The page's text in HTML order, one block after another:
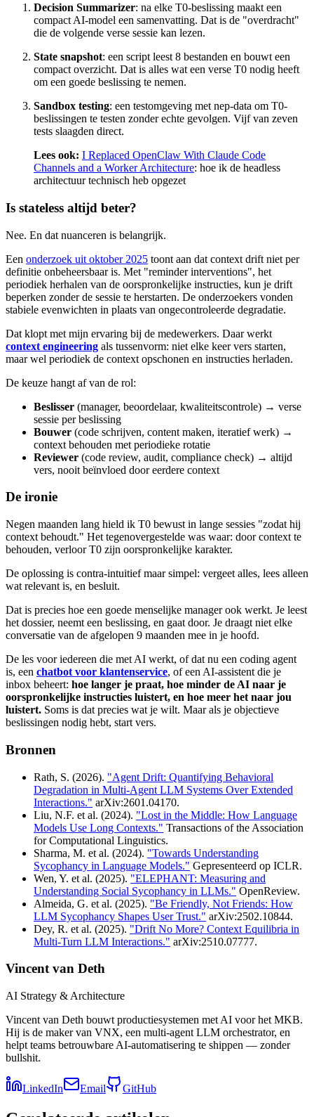
Decision Summarizer: na elke T0-beslissing maakt een
compact AI-model een samenvatting. Dat is de "overdracht"
die de volgende verse sessie kan lezen.
State snapshot: een script leest 8 bestanden en bouwt een
compact overzicht. Dat is alles wat een verse T0 nodig heeft
om een goede beslissing te nemen.
Sandbox testing: een testomgeving met nep-data om T0-
beslissingen te testen zonder echte gevolgen. Vijf van zeven
tests slaagden direct.
Lees ook: I Replaced OpenClaw With Claude Code
Channels and a Worker Architecture: hoe ik de headless
architectuur technisch heb opgezet
Is stateless altijd beter?
Nee. En dat nuanceren is belangrijk.
Een onderzoek uit oktober 2025 toont aan dat context drift niet per
definitie onbeheersbaar is. Met "reminder interventions", het
periodiek herhalen van de oorspronkelijke instructies, kun je drift
beperken zonder de sessie te herstarten. De onderzoekers vonden
stabiele evenwichten in plaats van ongecontroleerde degradatie.
Dat klopt met mijn ervaring bij de medewerkers. Daar werkt
context engineering als tussenvorm: niet elke keer vers starten,
maar wel periodiek de context opschonen en instructies herladen.
De keuze hangt af van de rol:
Beslisser (manager, beoordelaar, kwaliteitscontrole) → verse
sessie per beslissing
Bouwer (code schrijven, content maken, iteratief werk) →
context behouden met periodieke rotatie
Reviewer (code review, audit, compliance check) → altijd
vers, nooit beïnvloed door eerdere context
De ironie
Negen maanden lang hield ik T0 bewust in lange sessies "zodat hij
context behoudt." Het tegenovergestelde was waar: door context te
behouden, verloor T0 zijn oorspronkelijke karakter.
De oplossing is contra-intuitief maar simpel: vergeet alles, lees alleen
wat relevant is, en besluit.
Dat is precies hoe een goede menselijke manager ook werkt. Je leest
het dossier, neemt een beslissing, en gaat door. Je draagt niet elke
conversatie van de afgelopen 9 maanden mee in je hoofd.
De les voor iedereen die met AI werkt, of dat nu een coding agent
is, een chatbot voor klantenservice, of een AI-assistent die je
inbox beheert: hoe langer je praat, hoe minder de AI naar je
oorspronkelijke instructies luistert, en hoe meer het naar jou
luistert. Soms is dat precies wat je wilt. Maar als je objectieve
beslissingen nodig hebt, start vers.
Bronnen
Rath, S. (2026). "Agent Drift: Quantifying Behavioral
Degradation in Multi-Agent LLM Systems Over Extended
Interactions." arXiv:2601.04170.
Liu, N.F. et al. (2024). "Lost in the Middle: How Language
Models Use Long Contexts." Transactions of the Association
for Computational Linguistics.
Sharma, M. et al. (2024). "Towards Understanding
Sycophancy in Language Models." Gepresenteerd op ICLR.
Wen, Y. et al. (2025). "ELEPHANT: Measuring and
Understanding Social Sycophancy in LLMs." OpenReview.
Almeida, G. et al. (2025). "Be Friendly, Not Friends: How
LLM Sycophancy Shapes User Trust." arXiv:2502.10844.
Dey, R. et al. (2025). "Drift No More? Context Equilibria in
Multi-Turn LLM Interactions." arXiv:2510.07777.
Vincent van Deth
AI Strategy & Architecture
Vincent van Deth bouwt productiesystemen met AI voor het MKB.
Hij is de maker van VNX, een multi-agent LLM orchestrator, en
helpt teams betrouwbare AI-automatisering te shippen — zonder
bullshit.
LinkedIn Email GitHub